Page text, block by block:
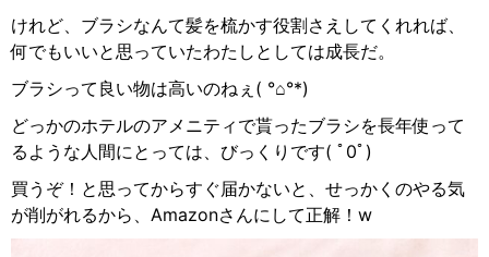
けれど、ブラシなんて髪を梳かす役割さえしてくれれば、
何でもいいと思っていたわたしとしては成長だ。
ブラシって良い物は高いのねぇ ( °⌂°*)
どっかのホテルのアメニティで貰ったブラシを長年使って
るような人間にとっては、びっくりです( ﾟ0ﾟ )
買うぞ！と思ってからすぐ届かないと、せっかくのやる気
が削がれるから、 Amazonさんにして正解！ w